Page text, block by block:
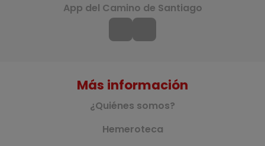
Más información
¿Quiénes somos?
Hemeroteca
App del Camino de Santiago